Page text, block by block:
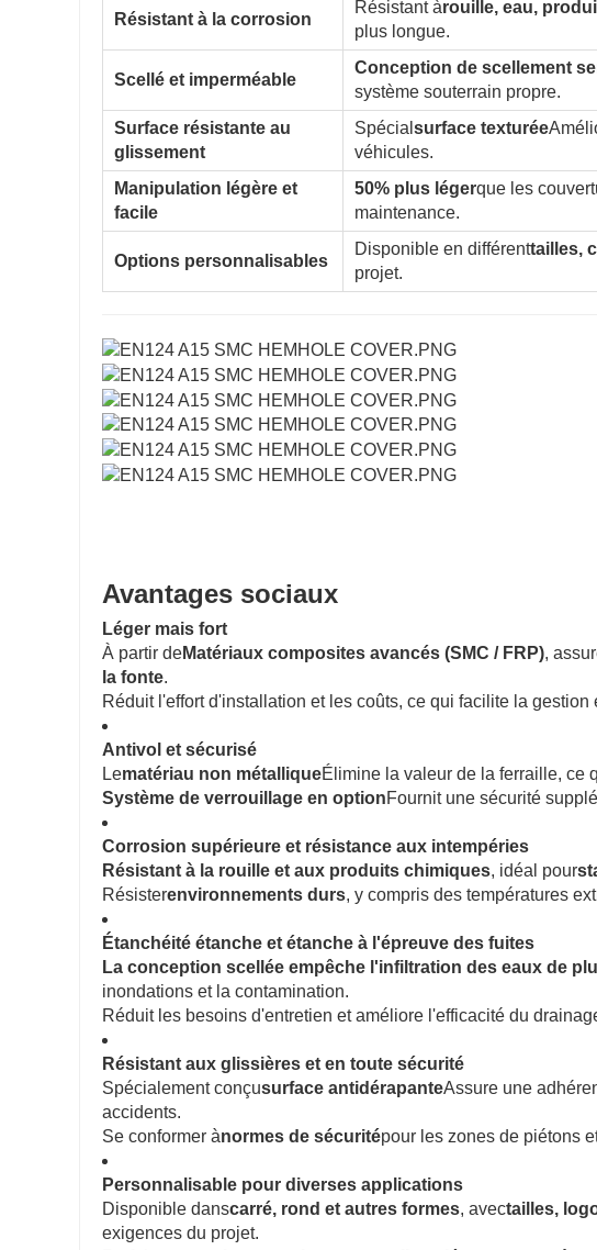
Résistant à la corrosion
Résistant àrouille, eau,
plus longue.
Scellé et imperméable
Conception de scellement
système souterrain propre.
Surface résistante au
glissement
Spécial surface texturée
véhicules.
Manipulation légère et
facile
50% plus légerque les
maintenance.
Options personnalisables
Disponible en différenttailles,
projet.
Avantages sociaux
Léger mais fort
À partir deMatériaux composites avancés (SMC / FRP),
la fonte.
Réduit l'effort d'installation et les coûts, ce qui facilite la gestion
Antivol et sécurisé
Lematériau non métalliqueÉlimine la valeur de la ferraille, ce
Système de verrouillage en optionFournit une sécurité
Corrosion supérieure et résistance aux intempéries
Résistant à la rouille et aux produits chimiques, idéal pour
Résisterenvironnements durs, y compris des températures
Étanchéité étanche et étanche à l'épreuve des fuites
La conception scellée empêche l'infiltration des eaux de
inondations et la contamination.
Réduit les besoins d'entretien et améliore l'efficacité du
Résistant aux glissières et en toute sécurité
Spécialement conçusurface antidérapanteAssure une
accidents.
Se conformer ànormes de sécuritépour les zones de piétons
Personnalisable pour diverses applications
Disponible danscarré, rond et autres formes, avectailles,
exigences du projet.